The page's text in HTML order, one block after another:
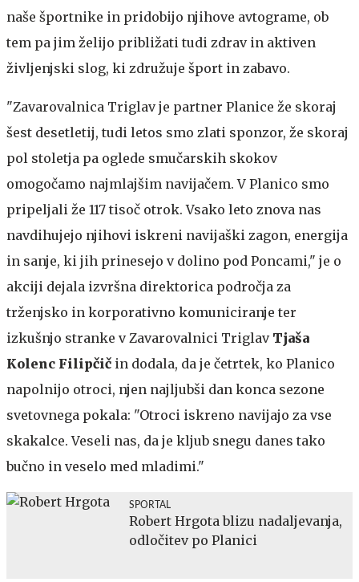
naše športnike in pridobijo njihove avtograme, ob
tem pa jim želijo približati tudi zdrav in aktiven
življenjski slog, ki združuje šport in zabavo.
"Zavarovalnica Triglav je partner Planice že skoraj
šest desetletij, tudi letos smo zlati sponzor, že skoraj
pol stoletja pa oglede smučarskih skokov
omogočamo najmlajšim navijačem. V Planico smo
pripeljali že 117 tisoč otrok. Vsako leto znova nas
navdihujejo njihovi iskreni navijaški zagon, energija
in sanje, ki jih prinesejo v dolino pod Poncami," je o
akciji dejala izvršna direktorica področja za
trženjsko in korporativno komuniciranje ter
izkušnjo stranke v Zavarovalnici TriglavTjaša
Kolenc Filipčič in dodala, da je četrtek, ko Planico
napolnijo otroci, njen najljubši dan konca sezone
svetovnega pokala: "Otroci iskreno navijajo za vse
skakalce. Veseli nas, da je kljub snegu danes tako
bučno in veselo med mladimi."
SPORTAL
Robert Hrgota blizu nadaljevanja,
odločitev po Planici